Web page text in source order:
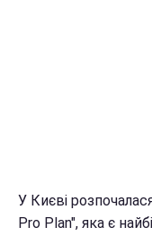
У Києві
Pro Plan", яка є